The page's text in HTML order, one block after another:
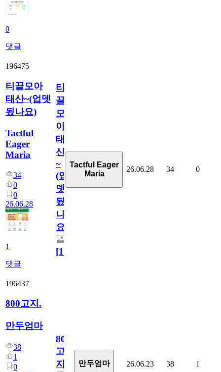
0
댓글
196475
티끌모아
태산~(업뎃
됬나요)
Tactful
Eager
Maria
34
0
0
26.06.28
1
댓글
티
끌
모
아
태
산
~
(업
뎃
됬
나
요)
[1]
Tactful Eager
Maria
26.06.28 34 0
196437
800고지.
만두엄마
38
1
0
800
고
지.
만두엄마 26.06.23 38 1